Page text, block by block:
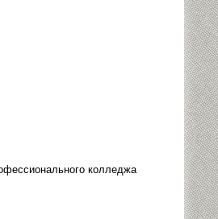
колледжа